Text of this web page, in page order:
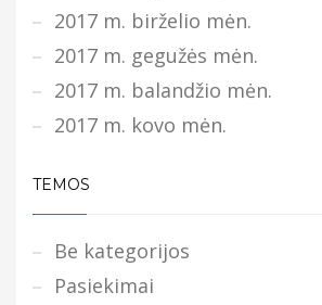
2017 m. birželio mėn.
2017 m. gegužės mėn.
2017 m. balandžio mėn.
2017 m. kovo mėn.
TEMOS
Be kategorijos
Pasiekimai